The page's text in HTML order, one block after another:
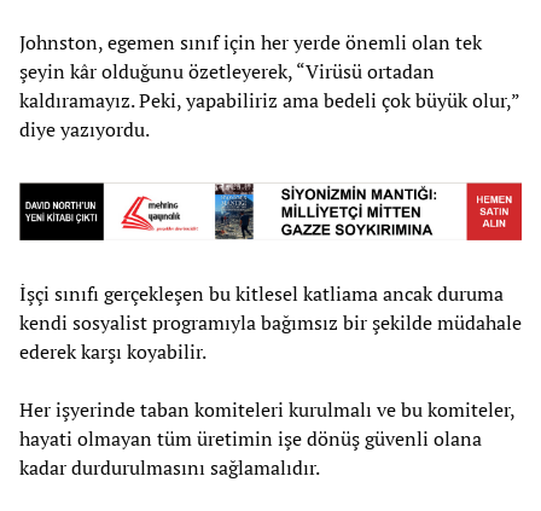
Johnston, egemen sınıf için her yerde önemli olan tek
şeyin kâr olduğunu özetleyerek, “Virüsü ortadan
kaldıramayız. Peki, yapabiliriz ama bedeli çok büyük olur,”
diye yazıyordu.
İşçi sınıfı gerçekleşen bu kitlesel katliama ancak duruma
kendi sosyalist programıyla bağımsız bir şekilde müdahale
ederek karşı koyabilir.
Her işyerinde taban komiteleri kurulmalı ve bu komiteler,
hayati olmayan tüm üretimin işe dönüş güvenli olana
kadar durdurulmasını sağlamalıdır.